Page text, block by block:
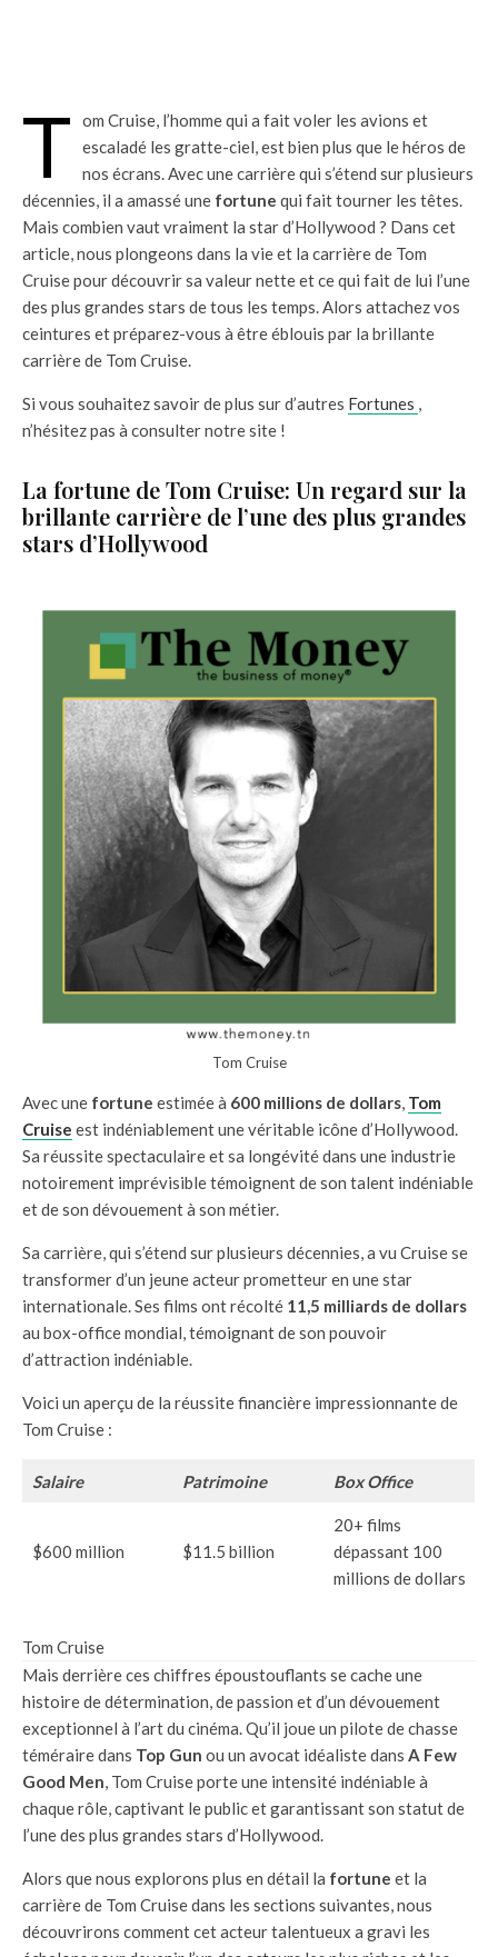
T
om Cruise, l’homme qui a fait voler les avions et
escaladé les gratte-ciel, est bien plus que le héros de
nos écrans. Avec une carrière qui s’étend sur plusieurs
décennies, il a amassé une fortune qui fait tourner les têtes.
Mais combien vaut vraiment la star d’Hollywood ? Dans cet
article, nous plongeons dans la vie et la carrière de Tom
Cruise pour découvrir sa valeur nette et ce qui fait de lui l’une
des plus grandes stars de tous les temps. Alors attachez vos
ceintures et préparez-vous à être éblouis par la brillante
carrière de Tom Cruise.
Si vous souhaitez savoir de plus sur d’autres Fortunes ,
n’hésitez pas à consulter notre site !
La fortune de Tom Cruise: Un regard sur la
brillante carrière de l’une des plus grandes
stars d’Hollywood
Tom Cruise
Avec une fortune estimée à 600 millions de dollars Tom
Cruise est indéniablement une véritable icône d’Hollywood.
Sa réussite spectaculaire et sa longévité dans une industrie
notoirement imprévisible témoignent de son talent indéniable
et de son dévouement à son métier.
Sa carrière, qui s’étend sur plusieurs décennies, a vu Cruise se
transformer d’un jeune acteur prometteur en une star
internationale. Ses films ont récolté 11,5 milliards de dollars
au box-office mondial, témoignant de son pouvoir
d’attraction indéniable.
Voici un aperçu de la réussite financière impressionnante de
Tom Cruise :
Salaire Patrimoine Box Office
$600 million $11.5 billion
20+ films
dépassant 100
millions de dollars
Tom Cruise
Mais derrière ces chiffres époustouflants se cache une
histoire de détermination, de passion et d’un dévouement
exceptionnel à l’art du cinéma. Qu’il joue un pilote de chasse
téméraire dans Top Gun ou un avocat idéaliste dans A Few
Good Men , Tom Cruise porte une intensité indéniable à
chaque rôle, captivant le public et garantissant son statut de
l’une des plus grandes stars d’Hollywood.
Alors que nous explorons plus en détail la fortune et la
carrière de Tom Cruise dans les sections suivantes, nous
découvrirons comment cet acteur talentueux a gravi les